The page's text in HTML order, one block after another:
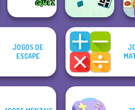
The Impossible
Quiz Classic
Casual
Crossword
JOGOS DE
ESCAPE